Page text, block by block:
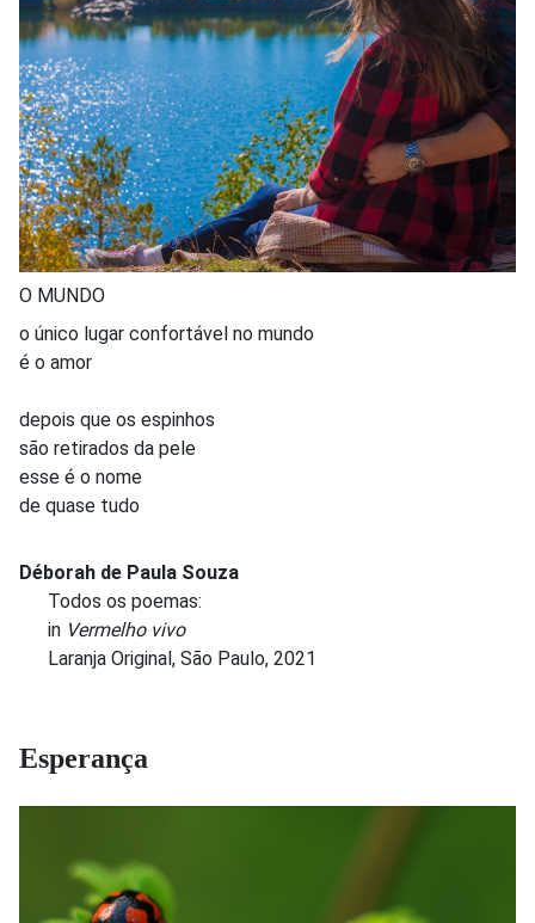
O MUNDO
o único lugar confortável no mundo
é o amor
depois que os espinhos
são retirados da pele
esse é o nome
de quase tudo
Déborah de Paula Souza
Todos os poemas:
in Vermelho vivo
Laranja Original, São Paulo, 2021
Esperança